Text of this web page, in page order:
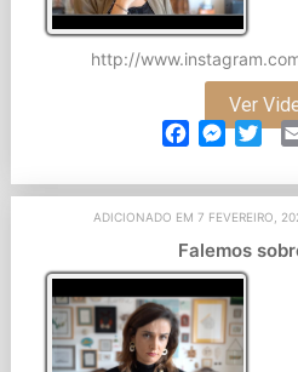
http://
Ver
Facebook
ADICIONADO EM 7 FEVEREIRO,
Falemos